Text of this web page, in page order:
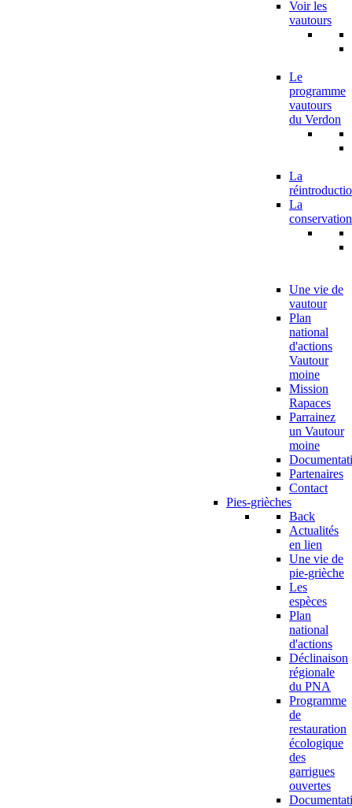
Voir les
vautours
Le
programme
vautours
du Verdon
La
La
conservation
Une vie de
vautour
Plan
national
d'actions
Vautour
moine
Mission
Rapaces
Parrainez
un Vautour
moine
Partenaires
Contact
Pies-grièches
Back
Actualités
en lien
Une vie de
pie-grièche
Les
espèces
Plan
national
d'actions
Déclinaison
régionale
du PNA
Programme
de
restauration
écologique
des
garrigues
ouvertes